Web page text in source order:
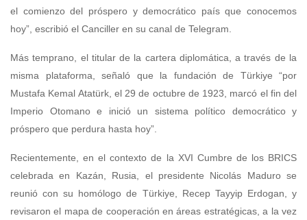
el comienzo del próspero y democrático país que conocemos
hoy”, escribió el Canciller en su canal de Telegram.
Más temprano, el titular de la cartera diplomática, a través de la
misma plataforma, señaló que la fundación de Türkiye “por
Mustafa Kemal Atatürk, el 29 de octubre de 1923, marcó el fin del
Imperio Otomano e inició un sistema político democrático y
próspero que perdura hasta hoy”.
Recientemente, en el contexto de la XVI Cumbre de los BRICS
celebrada en Kazán, Rusia, el presidente Nicolás Maduro se
reunió con su homólogo de Türkiye, Recep Tayyip Erdogan, y
revisaron el mapa de cooperación en áreas estratégicas, a la vez